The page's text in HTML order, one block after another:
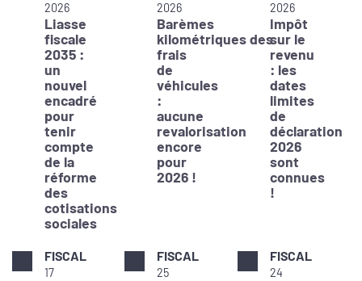
2026
Liasse
fiscale
2035 :
un
nouvel
encadré
pour
tenir
compte
de la
réforme
des
cotisations
sociales
2026
Barèmes
kilométriques des
frais
de
véhicules
:
aucune
revalorisation
encore
pour
2026 !
2026
Impôt
sur le
revenu
: les
dates
limites
de
déclaration
2026
sont
connues
!
FISCAL
17
FISCAL
25
FISCAL
24